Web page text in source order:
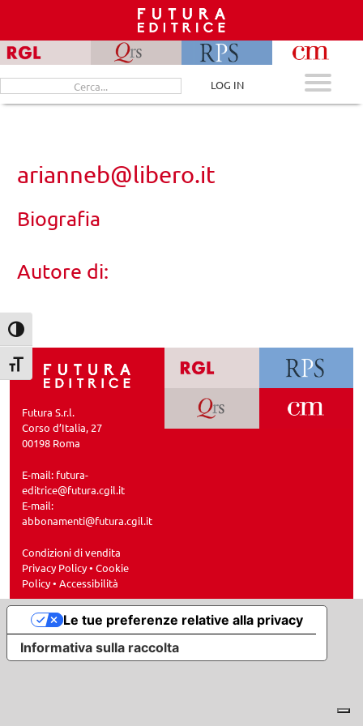
Attiva/disattiva alto contrasto
Attiva/disattiva dimensione testo
content
Cerca
per:
LOG IN
arianneb@libero.it
Biografia
Autore di:
Futura S.r.l.
Corso d’Italia, 27
00198 Roma
E-mail: futura-
editrice@futura.cgil.it
E-mail:
abbonamenti@futura.cgil.it
Condizioni di vendita
Privacy Policy• Cookie
Policy• Accessibilità
Informativa sulla raccolta
Le tue preferenze relative alla privacy